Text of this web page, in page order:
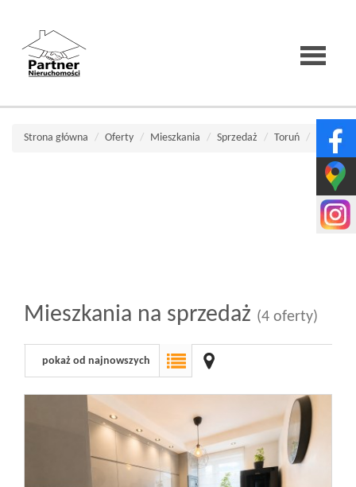
Strona
główna
Kontakt
Strona główna Oferty Mieszkania Sprzedaż Toruń Jar
Mieszkania na sprzedaż (4 oferty)
pokaż od najnowszych